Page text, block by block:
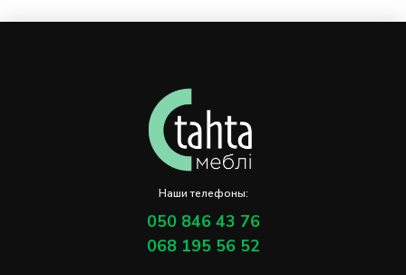
Наши телефоны:
050 846 43 76
068 195 56 52